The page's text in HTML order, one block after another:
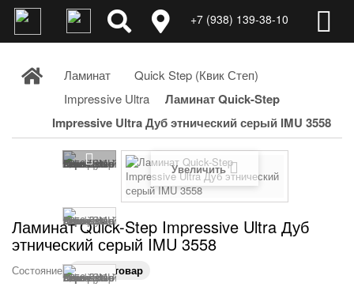
+7 (938) 139-38-10
Ламинат
Quick Step (Квик Степ)
Impressive Ultra
Ламинат Quick-Step
Impressive Ultra Дуб этнический серый IMU 3558
Увеличить
Ламинат Quick-Step Impressive Ultra Дуб
этнический серый IMU 3558
Состояние: Новый товар